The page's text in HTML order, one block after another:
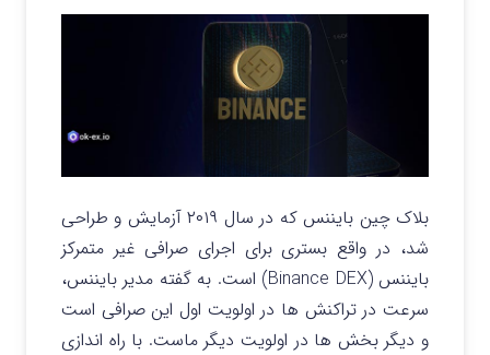
بلاک چین بایننس که در سال ۲۰۱۹ آزمایش و طراحی
شد، در واقع بستری برای اجرای صرافی غیر متمرکز
بایننس (Binance DEX) است. به گفته مدیر بایننس،
سرعت در تراکنش ها در اولویت اول این صرافی است
و دیگر بخش ها در اولویت دیگر ماست. با راه اندازی